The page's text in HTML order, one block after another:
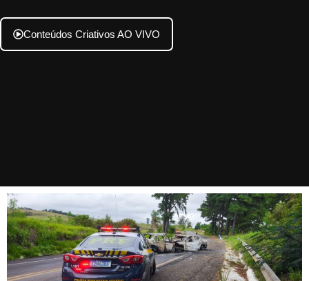
Conteúdos Criativos AO VIVO